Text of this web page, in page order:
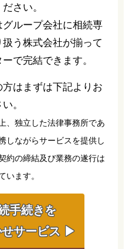
さい。
ループ会社に相続専
う株式会社が揃って
で完結できます。
はまずは下記よりお
。
、独立した法律事務所であ
しながらサービスを提供し
約の締結及び業務の遂行は
います。
手続きを
せサービス ▶